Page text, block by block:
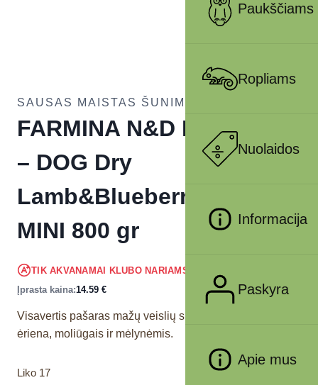
Paukščiams
Ropliams
Nuolaidos
Informacija
Paskyra
Apie mus
SAUSAS MAISTAS ŠUNIMS
FARMINA N&D PUMPKIN
– DOG Dry
Lamb&Blueberry ADULT
MINI 800 gr
TIK AKVANAMAI KLUBO NARIAMS 13.86
Įprasta kaina:14.59 €
Visavertis pašaras mažų veislių suaugusiems šunims su
ėriena, moliūgais ir mėlynėmis.
Liko 17